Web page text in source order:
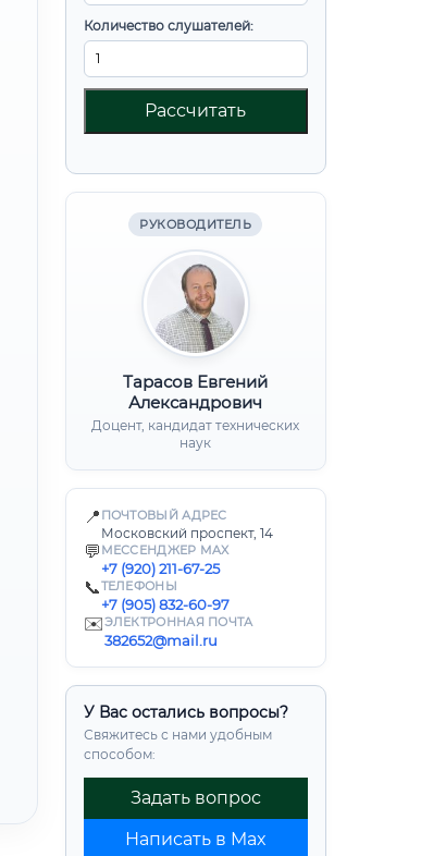
Количество слушателей:
Рассчитать
РУКОВОДИТЕЛЬ
Тарасов Евгений
Александрович
Доцент, кандидат технических
наук
📍 ПОЧТОВЫЙ АДРЕС
Московский проспект, 14
💬 МЕССЕНДЖЕР MAX
+7 (920) 211-67-25
📞ТЕЛЕФОНЫ
+7 (905) 832-60-97
✉️ЭЛЕКТРОННАЯ ПОЧТА
382652@mail.ru
У Вас остались вопросы?
Свяжитесь с нами удобным
способом:
Задать вопрос
Написать в Max